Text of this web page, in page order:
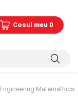
Cosul meu 0
Matemathics